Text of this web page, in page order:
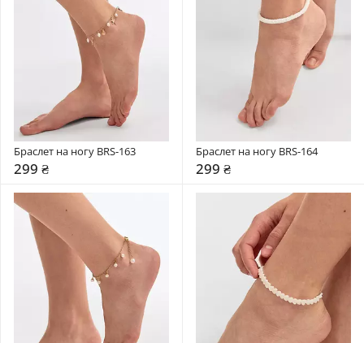
Браслет на ногу BRS-163
299 ₴
Браслет на ногу BRS-164
299 ₴